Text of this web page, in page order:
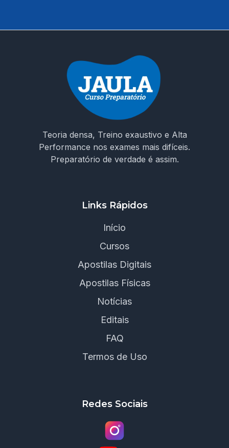
Teoria densa, Treino exaustivo e Alta
Performance nos exames mais difíceis.
Preparatório de verdade é assim.
Links Rápidos
Início
Cursos
Apostilas Digitais
Apostilas Físicas
Notícias
Editais
FAQ
Termos de Uso
Redes Sociais